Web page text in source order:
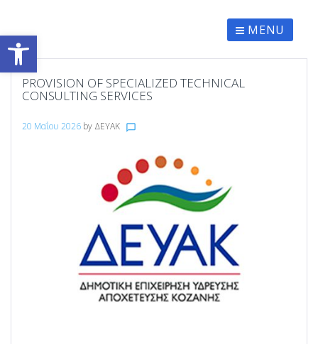
Ανοίξτε τη γραμμή εργαλείων MENU
PROVISION OF SPECIALIZED TECHNICAL
CONSULTING SERVICES
20 Μαΐου 2026 by ΔΕΥΑΚ chat_bubble_outline